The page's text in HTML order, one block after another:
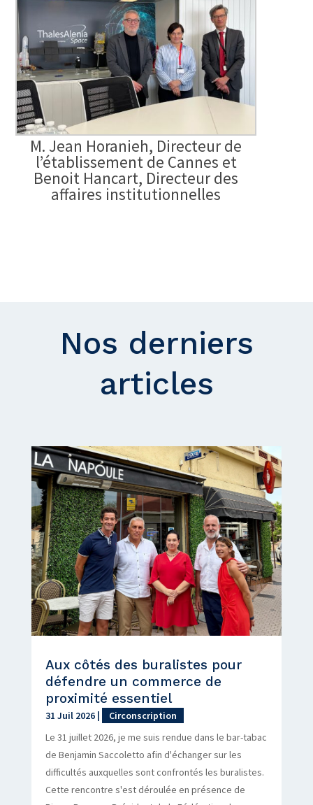
M. Jean Horanieh, Directeur de
l’établissement de Cannes et
Benoit Hancart, Directeur des
affaires institutionnelles
Nos derniers
articles
Aux côtés des buralistes pour
défendre un commerce de
proximité essentiel
31 Juil 2026|
Circonscription
Le 31 juillet 2026, je me suis rendue dans le bar-tabac
de Benjamin Saccoletto afin d'échanger sur les
difficultés auxquelles sont confrontés les buralistes.
Cette rencontre s'est déroulée en présence de